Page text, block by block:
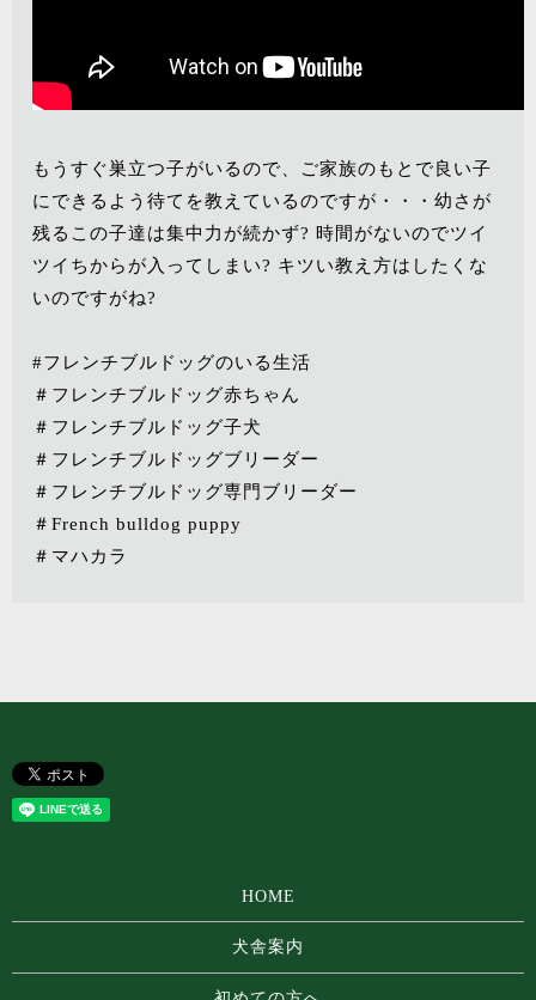
もうすぐ巣立つ子がいるので、ご家族のもとで良い子
にできるよう待てを教えているのですが・・・幼さが
残るこの子達は集中力が続かず? 時間がないのでツイ
ツイちからが入ってしまい? キツい教え方はしたくな
いのですがね?
#フレンチブルドッグのいる生活
＃フレンチブルドッグ赤ちゃん
＃フレンチブルドッグ子犬
＃フレンチブルドッグブリーダー
＃フレンチブルドッグ専門ブリーダー
＃French bulldog puppy
＃マハカラ
HOME
犬舎案内